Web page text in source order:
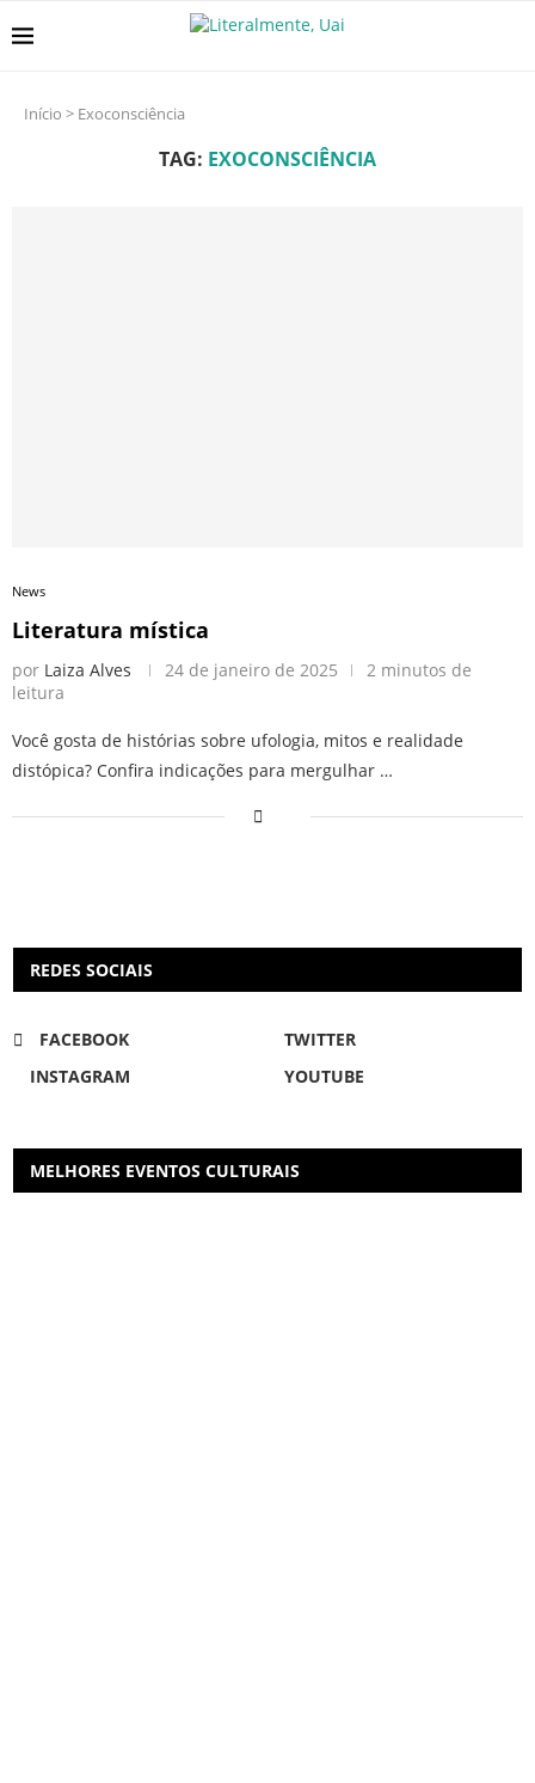
Início > Exoconsciência
TAG: EXOCONSCIÊNCIA
News
Literatura mística
por Laiza Alves 24 de janeiro de 2025
2 minutos de
leitura
Você gosta de histórias sobre ufologia, mitos e realidade
distópica? Confira indicações para mergulhar …
REDES SOCIAIS
FACEBOOK
TWITTER
INSTAGRAM
YOUTUBE
MELHORES EVENTOS CULTURAIS